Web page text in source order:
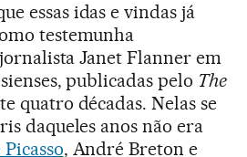
essas idas e vindas já
testemunha
Janet Flanner em
publicadas pelo The
quatro décadas. Nelas se
daqueles anos não era
, André Breton e